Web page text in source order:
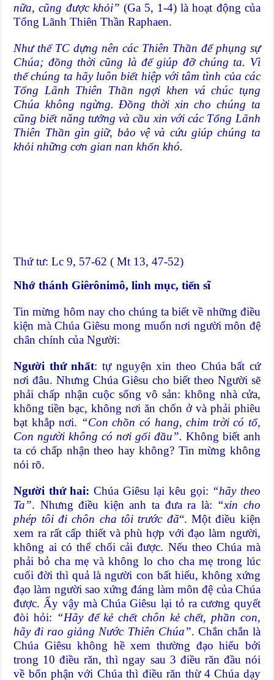
nữa, cũng được khỏi” (Ga 5, 1-4) là hoạt động của
Tổng Lãnh Thiên Thần Raphaen.
Như thế TC dựng nên các Thiên Thần để phụng sự
Chúa; đồng thời cũng là để giúp đỡ chúng ta. Vì
thế chúng ta hãy luôn biết hiệp với tâm tình của các
Tổng Lãnh Thiên Thần ngợi khen vá chúc tụng
Chúa không ngừng. Đồng thời xin cho chúng ta
cũng biết năng tưởng và cầu xin với các Tổng Lãnh
Thiên Thần gìn giữ, bảo vệ và cứu giúp chúng ta
khỏi những cơn gian nan khốn khó.
Thứ tư: Lc 9, 57-62 ( Mt 13, 47-52)
Nhớ thánh Giêrônimô, linh mục, tiến sĩ
Tin mừng hôm nay cho chúng ta biết về những điều
kiện mà Chúa Giêsu mong muốn nơi người môn đệ
chân chính của Người:
Người thứ nhất: tự nguyện xin theo Chúa bất cứ
nơi đâu. Nhưng Chúa Giêsu cho biết theo Người sẽ
phải chấp nhận cuộc sống vô sản: không nhà cửa,
không tiền bạc, không nơi ăn chốn ở và phải phiêu
bạt khắp nơi. “Con chồn có hang, chim trời có tổ,
Con người không có nơi gối đầu”. Không biết anh
ta có chấp nhận theo hay không? Tin mừng không
nói rõ.
Người thứ hai: Chúa Giêsu lại kêu gọi: “hãy theo
Ta”. Nhưng điều kiện anh ta đưa ra là: “xin cho
phép tôi đi chôn cha tôi trước đã“. Một điều kiện
xem ra rất cấp thiết và phù hợp với đạo làm người,
không ai có thể chối cải được. Nếu theo Chúa mà
phải bỏ cha mẹ và không lo cho cha mẹ trong lúc
cuối đời thì quả là người con bất hiếu, không xứng
đạo làm người sao xứng đáng làm môn đệ của Chúa
được. Ấy vậy mà Chúa Giêsu lại tỏ ra cương quyết
đòi hỏi: “Hãy để kẻ chết chôn kẻ chết, phần con,
hãy đi rao giảng Nước Thiên Chúa”. Chắn chắn là
Chúa Giêsu không hề xem thường đạo hiếu bởi
trong 10 điều răn, thì ngay sau 3 điều răn đầu nói
về bổn phận với Chúa thì điều răn thừ 4 Chúa dạy